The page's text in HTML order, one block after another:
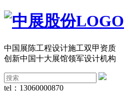
中国展陈工程设计施工双甲资质
创新中国十大展馆领军设计机构
tel：13060000870